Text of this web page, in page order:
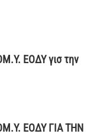
ΕΟΔΥ γισ την
ΕΟΔΥ ΓΙΑ ΤΗΝ